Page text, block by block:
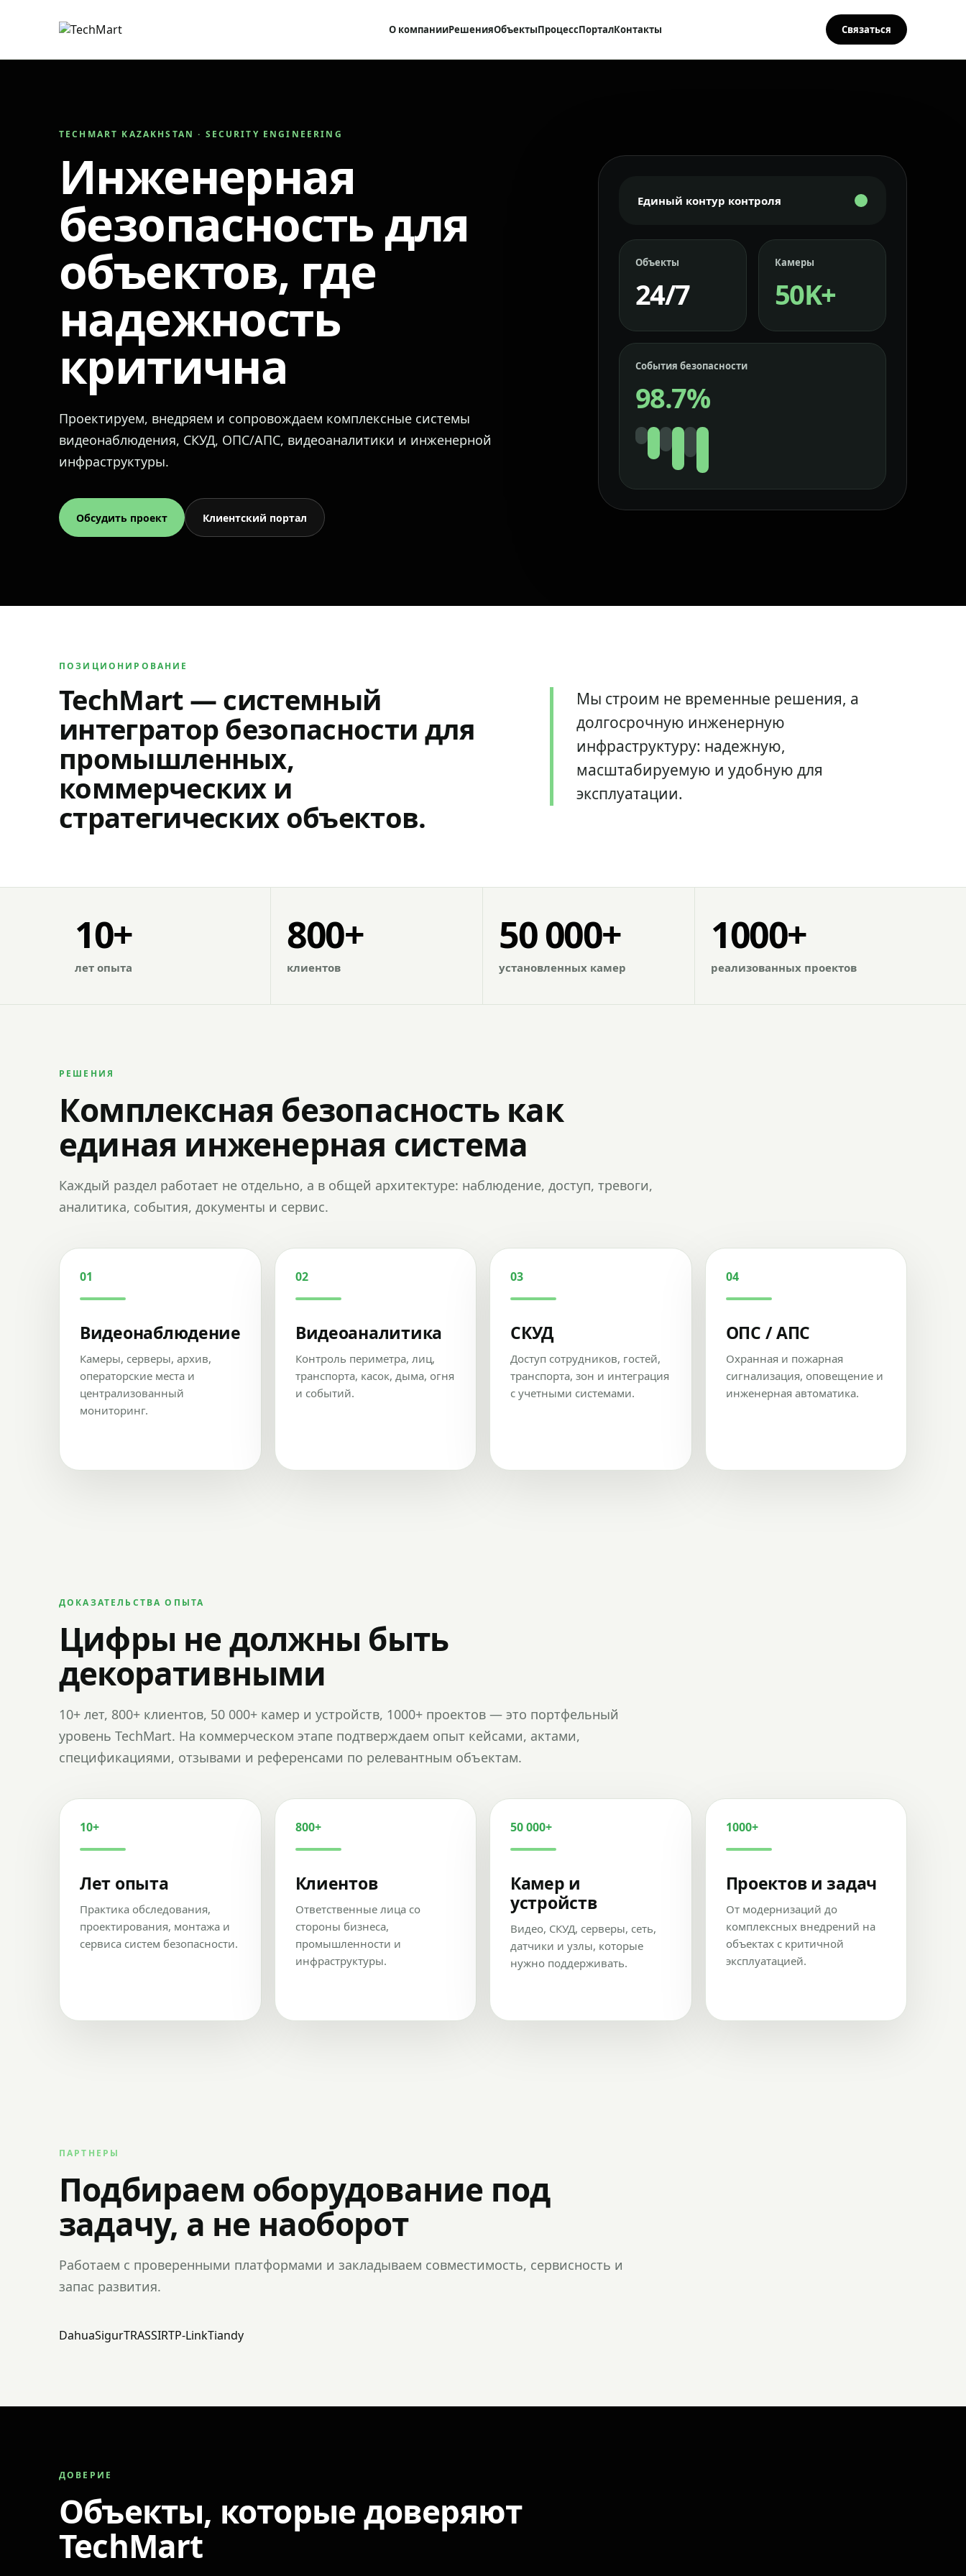
О компанииРешенияОбъектыПроцессПорталКонтакты Связаться
TECHMART KAZAKHSTAN · SECURITY ENGINEERING
Инженерная
безопасность для
объектов, где
надежность
критична
Проектируем, внедряем и сопровождаем комплексные системы
видеонаблюдения, СКУД, ОПС/АПС, видеоаналитики и инженерной
инфраструктуры.
Обсудить проект Клиентский портал
Единый контур контроля
Объекты
24/7
Камеры
50K+
События безопасности
98.7%
ПОЗИЦИОНИРОВАНИЕ
TechMart — системный
интегратор безопасности для
промышленных,
коммерческих и
стратегических объектов.
Мы строим не временные решения, а
долгосрочную инженерную
инфраструктуру: надежную,
масштабируемую и удобную для
эксплуатации.
10+
лет опыта
800+
клиентов
50 000+
установленных камер
1000+
реализованных проектов
РЕШЕНИЯ
Комплексная безопасность как
единая инженерная система
Каждый раздел работает не отдельно, а в общей архитектуре: наблюдение, доступ, тревоги,
аналитика, события, документы и сервис.
01
Видеонаблюдение
Камеры, серверы, архив,
операторские места и
централизованный
мониторинг.
02
Видеоаналитика
Контроль периметра, лиц,
транспорта, касок, дыма, огня
и событий.
03
СКУД
Доступ сотрудников, гостей,
транспорта, зон и интеграция
с учетными системами.
04
ОПС / АПС
Охранная и пожарная
сигнализация, оповещение и
инженерная автоматика.
ДОКАЗАТЕЛЬСТВА ОПЫТА
Цифры не должны быть
декоративными
10+ лет, 800+ клиентов, 50 000+ камер и устройств, 1000+ проектов — это портфельный
уровень TechMart. На коммерческом этапе подтверждаем опыт кейсами, актами,
спецификациями, отзывами и референсами по релевантным объектам.
10+
Лет опыта
Практика обследования,
проектирования, монтажа и
сервиса систем безопасности.
800+
Клиентов
Ответственные лица со
стороны бизнеса,
промышленности и
инфраструктуры.
50 000+
Камер и
устройств
Видео, СКУД, серверы, сеть,
датчики и узлы, которые
нужно поддерживать.
1000+
Проектов и задач
От модернизаций до
комплексных внедрений на
объектах с критичной
эксплуатацией.
ПАРТНЕРЫ
Подбираем оборудование под
задачу, а не наоборот
Работаем с проверенными платформами и закладываем совместимость, сервисность и
запас развития.
DahuaSigurTRASSIRTP-LinkTiandy
ДОВЕРИЕ
Объекты, которые доверяют
TechMart